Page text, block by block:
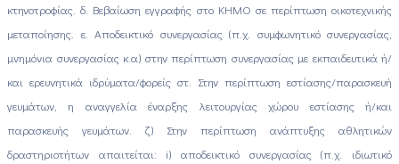
κτηνοτροφίας. δ. Βεβαίωση εγγραφής στο ΚΗΜΟ σε περίπτωση οικοτεχνικής
μεταποίησης. ε. Αποδεικτικό συνεργασίας (π.χ. συμφωνητικό συνεργασίας,
μνημόνια συνεργασίας κ.α) στην περίπτωση συνεργασίας με εκπαιδευτικά ή/
και ερευνητικά ιδρύματα/φορείς στ. Στην περίπτωση εστίασης/παρασκευή
γευμάτων, η αναγγελία έναρξης λειτουργίας χώρου εστίασης ή/και
παρασκευής γευμάτων. ζ) Στην περίπτωση ανάπτυξης αθλητικών
δραστηριοτήτων απαιτείται: i) αποδεικτικό συνεργασίας (π.χ. ιδιωτικό